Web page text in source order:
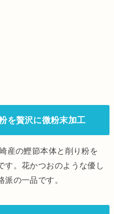
を贅沢に微粉末加工
産の鰹節本体と削り粉を
す。花かつおのような優し
の一品です。